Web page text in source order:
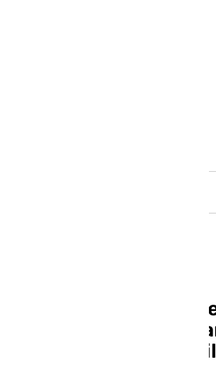
Se enfrentan a más
de prisión tras
los agentes que les